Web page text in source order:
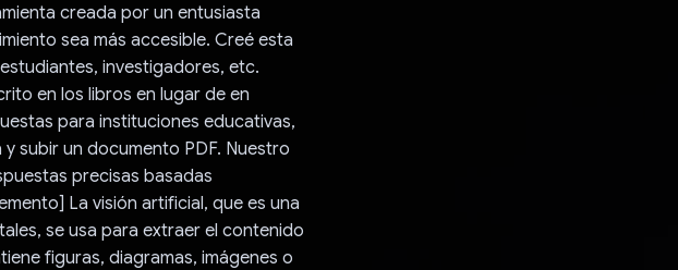
creada por un entusiasta
sea más accesible. Creé esta
investigadores, etc.
en los libros en lugar de en
para instituciones educativas,
subir un documento PDF. Nuestro
precisas basadas
La visión artificial, que es una
se usa para extraer el contenido
figuras, diagramas, imágenes o